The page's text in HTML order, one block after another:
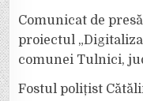
Comunicat de
proiectul
comunei Tulnici,
Fostul polițist